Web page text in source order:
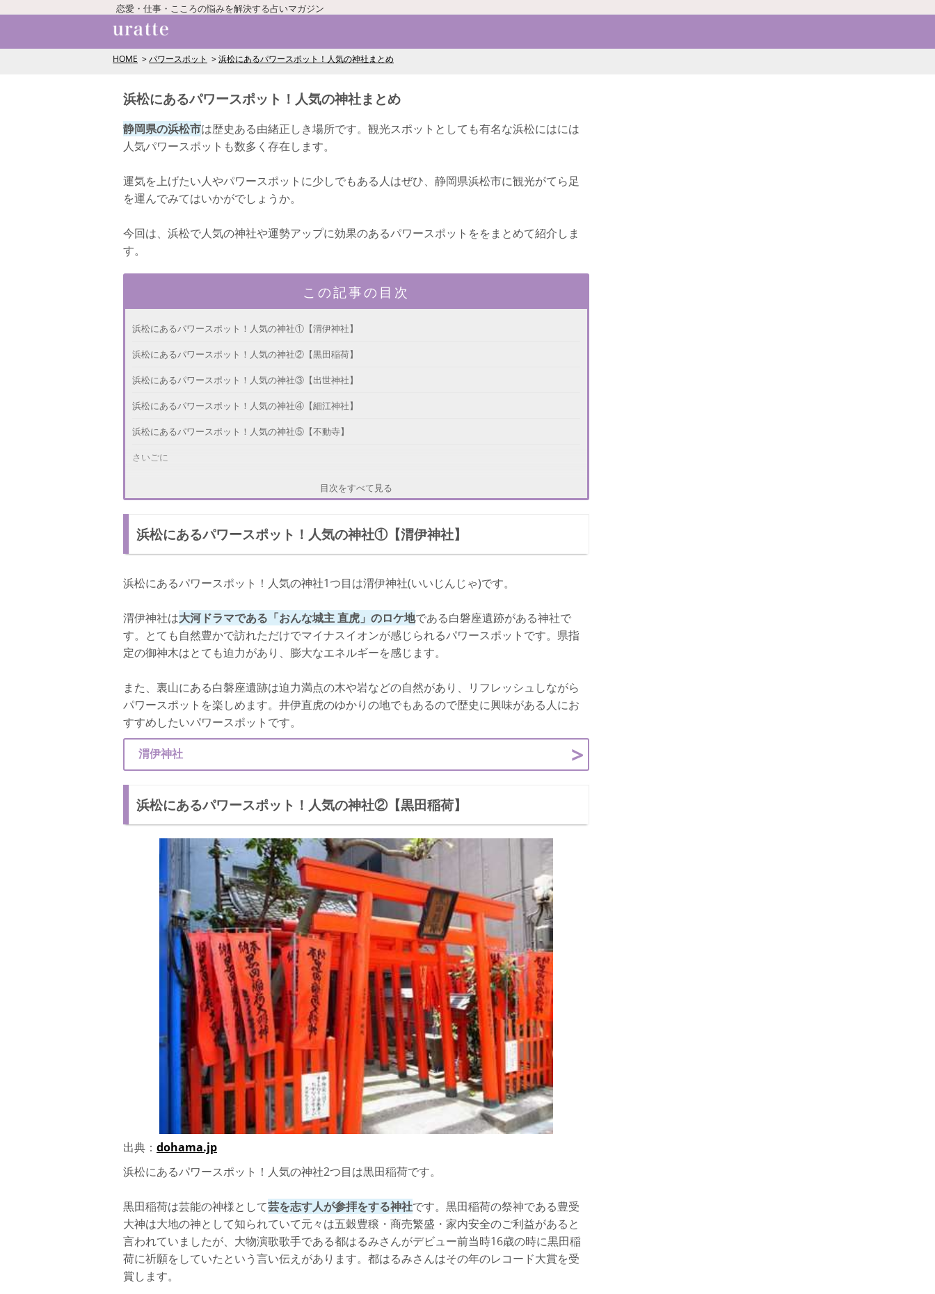
恋愛・仕事・こころの悩みを解決する占いマガジン
HOME パワースポット 浜松にあるパワースポット！人気の神社まとめ
浜松にあるパワースポット！人気の神社まとめ
静岡県の浜松市は歴史ある由緒正しき場所です。観光スポットとしても有名な浜松にはには
人気パワースポットも数多く存在します。
運気を上げたい人やパワースポットに少しでもある人はぜひ、静岡県浜松市に観光がてら足
を運んでみてはいかがでしょうか。
今回は、浜松で人気の神社や運勢アップに効果のあるパワースポットををまとめて紹介しま
す。
この記事の目次
浜松にあるパワースポット！人気の神社①【渭伊神社】
浜松にあるパワースポット！人気の神社②【黒田稲荷】
浜松にあるパワースポット！人気の神社③【出世神社】
浜松にあるパワースポット！人気の神社④【細江神社】
浜松にあるパワースポット！人気の神社⑤【不動寺】
さいごに
目次をすべて見る
浜松にあるパワースポット！人気の神社①【渭伊神社】
浜松にあるパワースポット！人気の神社1つ目は渭伊神社(いいじんじゃ)です。
渭伊神社は大河ドラマである「おんな城主 直虎」のロケ地である白磐座遺跡がある神社で
す。とても自然豊かで訪れただけでマイナスイオンが感じられるパワースポットです。県指
定の御神木はとても迫力があり、膨大なエネルギーを感じます。
また、裏山にある白磐座遺跡は迫力満点の木や岩などの自然があり、リフレッシュしながら
パワースポットを楽しめます。井伊直虎のゆかりの地でもあるので歴史に興味がある人にお
すすめしたいパワースポットです。
渭伊神社
浜松にあるパワースポット！人気の神社②【黒田稲荷】
出典： dohama.jp
浜松にあるパワースポット！人気の神社2つ目は黒田稲荷です。
黒田稲荷は芸能の神様として芸を志す人が参拝をする神社です。黒田稲荷の祭神である豊受
大神は大地の神として知られていて元々は五穀豊穣・商売繁盛・家内安全のご利益があると
言われていましたが、大物演歌歌手である都はるみさんがデビュー前当時16歳の時に黒田稲
荷に祈願をしていたという言い伝えがあります。都はるみさんはその年のレコード大賞を受
賞します。